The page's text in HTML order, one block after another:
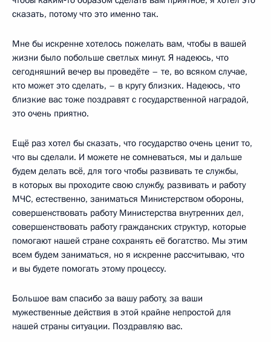
сказать, потому что это именно так.
Мне бы искренне хотелось пожелать вам, чтобы в вашей
жизни было побольше светлых минут. Я надеюсь, что
сегодняшний вечер вы проведёте – те, во всяком случае,
кто может это сделать, – в кругу близких. Надеюсь, что
близкие вас тоже поздравят с государственной наградой,
это очень приятно.
Ещё раз хотел бы сказать, что государство очень ценит то,
что вы сделали. И можете не сомневаться, мы и дальше
будем делать всё, для того чтобы развивать те службы,
в которых вы проходите свою службу, развивать и работу
МЧС, естественно, заниматься Министерством обороны,
совершенствовать работу Министерства внутренних дел,
совершенствовать работу гражданских структур, которые
помогают нашей стране сохранять её богатство. Мы этим
всем будем заниматься, но я искренне рассчитываю, что
и вы будете помогать этому процессу.
Большое вам спасибо за вашу работу, за ваши
мужественные действия в этой крайне непростой для
нашей страны ситуации. Поздравляю вас.